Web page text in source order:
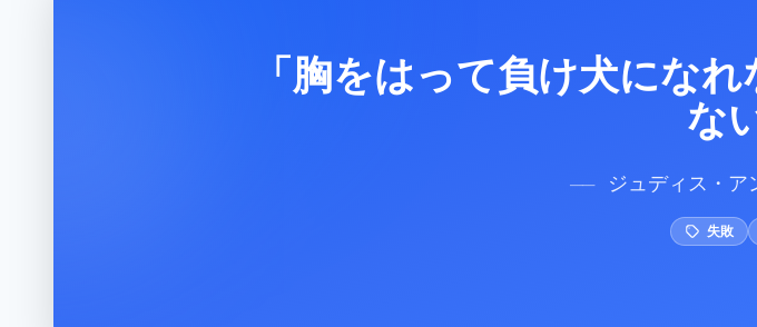
「胸をはって負け犬にな
な
── ジュディス・ア
失敗